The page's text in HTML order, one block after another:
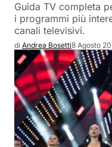
Guida TV completa
i programmi più
canali televisivi.
di Andrea Bosetti8 Agosto